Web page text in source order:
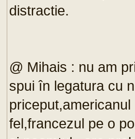
distractie.
@ Mihais : nu am
spui în legatura cu
fel,francezul pe o